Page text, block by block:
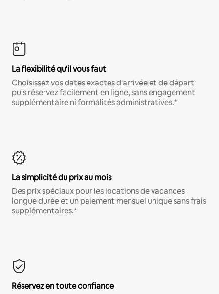
La flexibilité qu'il vous faut
Choisissez vos dates exactes d'arrivée et de départ
puis réservez facilement en ligne, sans engagement
supplémentaire ni formalités administratives.*
La simplicité du prix au mois
Des prix spéciaux pour les locations de vacances
longue durée et un paiement mensuel unique sans frais
supplémentaires.*
Réservez en toute confiance